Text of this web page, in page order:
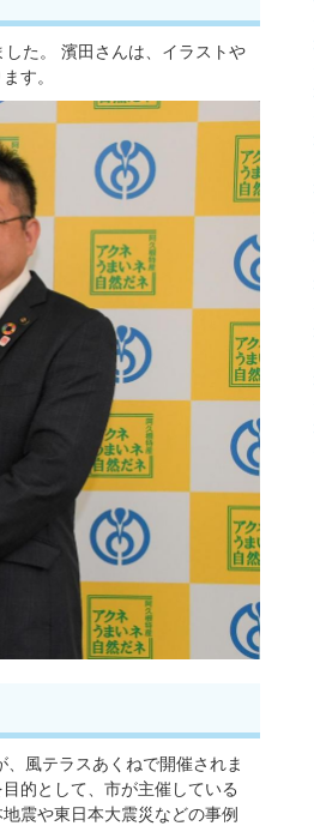
た。 濱田さんは、イラストや
す。
風テラスあくねで開催されま
的として、市が主催している
震や東日本大震災などの事例